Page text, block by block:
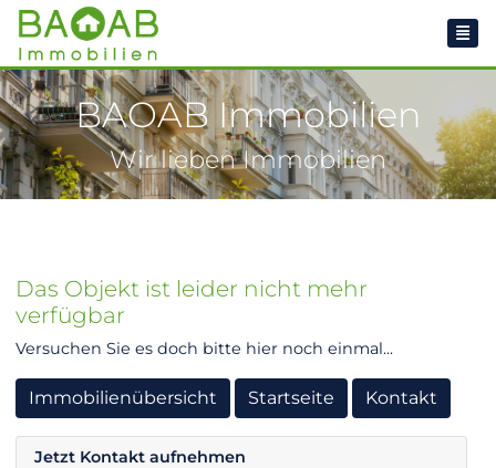
BAOAB Immobilien
Wir lieben Immobilien
Das Objekt ist leider nicht mehr
verfügbar
Versuchen Sie es doch bitte hier noch einmal...
Immobilienübersicht Startseite Kontakt
Jetzt Kontakt aufnehmen